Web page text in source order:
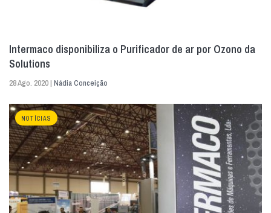
Intermaco disponibiliza o Purificador de ar por Ozono da
Solutions
28 Ago. 2020 | Nádia Conceição
NOTÍCIAS